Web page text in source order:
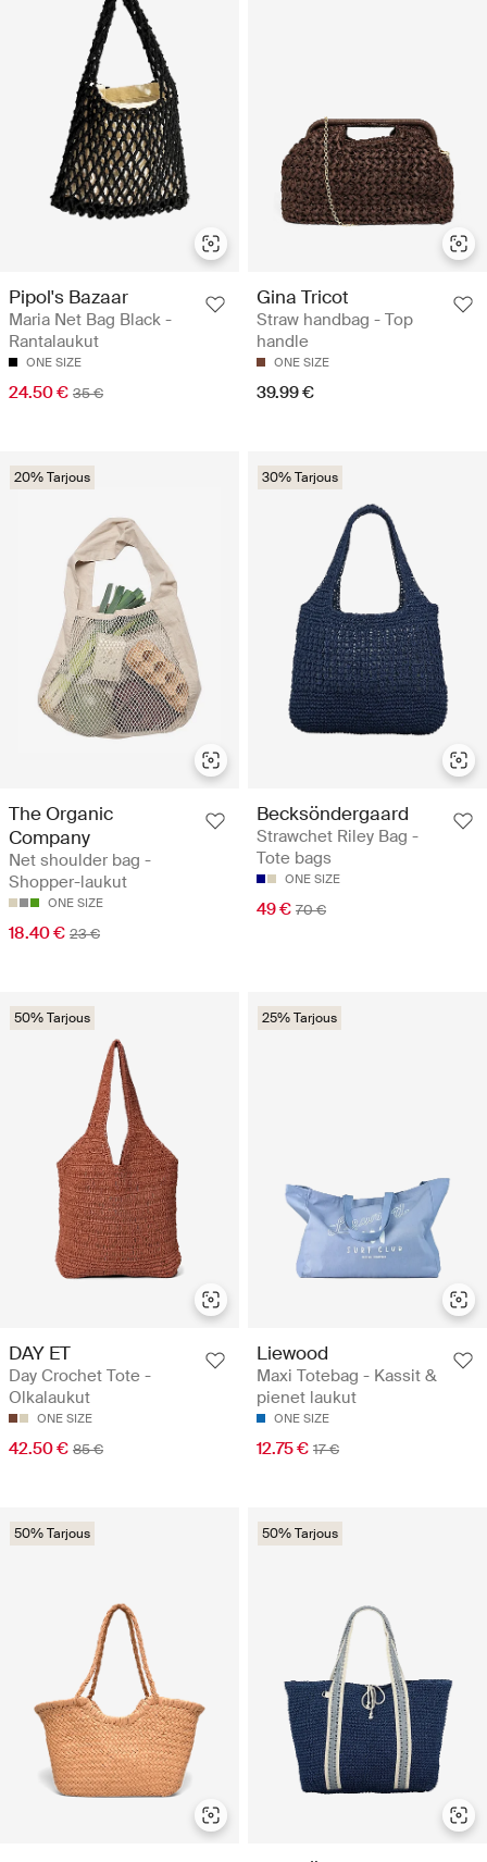
Pipol's Bazaar
Maria Net Bag Black -
Rantalaukut
ONE SIZE
24.50 € 35 €
Gina Tricot
Straw handbag - Top
handle
ONE SIZE
39.99 €
20% Tarjous
The Organic
Company
Net shoulder bag -
Shopper-laukut
ONE SIZE
18.40 € 23 €
30% Tarjous
Becksöndergaard
Strawchet Riley Bag -
Tote bags
ONE SIZE
49 € 70 €
50% Tarjous
DAY ET
Day Crochet Tote -
Olkalaukut
ONE SIZE
42.50 € 85 €
25% Tarjous
Liewood
Maxi Totebag - Kassit &
pienet laukut
ONE SIZE
12.75 € 17 €
50% Tarjous 50% Tarjous